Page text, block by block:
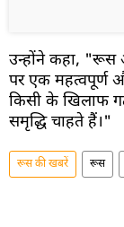
उन्होंने कहा, "रूस
पर एक महत्वपूर्ण
किसी के खिलाफ
समृद्धि चाहते हैं।"
रूस की खबरें रूस